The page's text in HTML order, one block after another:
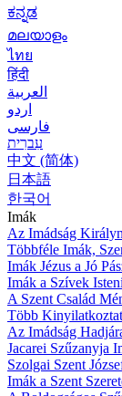
ಕನ್ನಡ
മലയാളം
ไทย
हिंदी
العربية
اردو
فارسی
עִברִית
中文 (简体)
日本語
한국어
Imák
Az Imádság
Többféle Imák,
Imák Jézus a Jó
Imák a Szívek
A Szent Család
Több
Az Imádság
Jacarei Szűzanyja
Szolgai Szent
Imák a Szent